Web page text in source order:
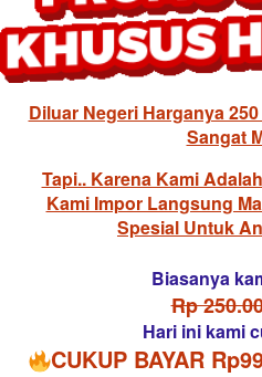
Diluar Negeri Harganya
Sangat
Tapi.. Karena Kami
Kami Impor Langsung
Spesial Untuk
Biasanya
Rp
Hari ini kami
CUKUP BAYAR